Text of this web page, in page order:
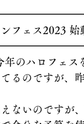
フェス2023 始
年のハロフェ
るのですが、
ないのですが